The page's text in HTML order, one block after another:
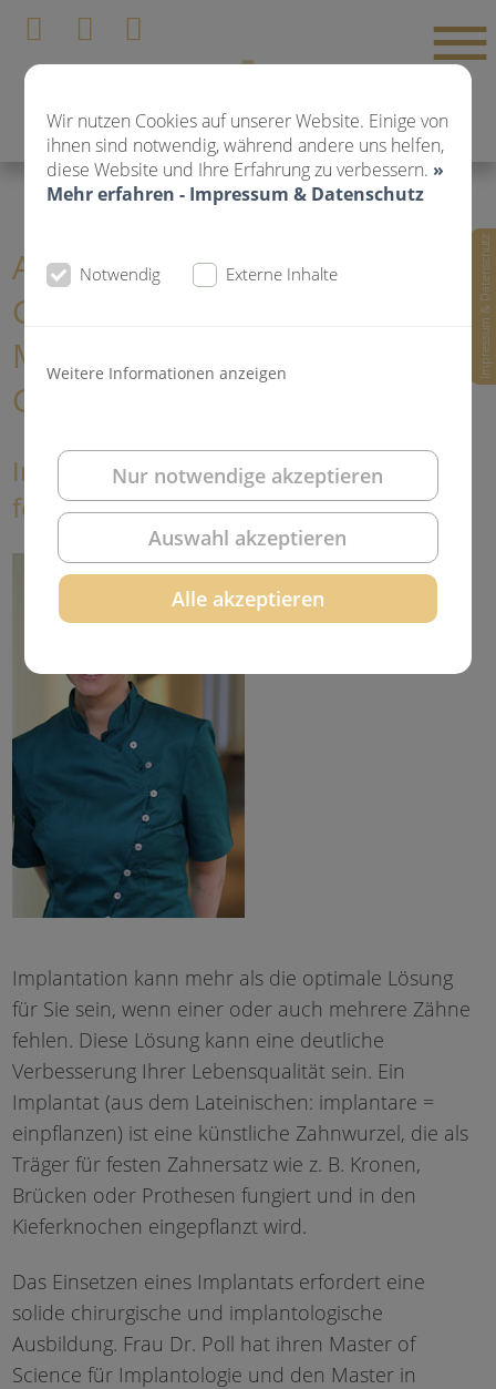
Wir nutzen Cookies auf unserer Website. Einige von
ihnen sind notwendig, während andere uns helfen,
diese Website und Ihre Erfahrung zu verbessern. »
Mehr erfahren - Impressum & Datenschutz
Notwendig Externe Inhalte
Weitere Informationen anzeigen
Nur notwendige akzeptieren
Auswahl akzeptieren
Alle akzeptieren
Impressum & Datenschutz
Aktuelle News
Gemeinschaftspraxis für Zahn-,
Mund- und Kieferheilkunde Dr.
Gorden und Dr. Poll
Implantate - die stabile Lösung bei
fehlenden Zähnen!
Implantation kann mehr als die optimale Lösung
für Sie sein, wenn einer oder auch mehrere Zähne
fehlen. Diese Lösung kann eine deutliche
Verbesserung Ihrer Lebensqualität sein. Ein
Implantat (aus dem Lateinischen: implantare =
einpflanzen) ist eine künstliche Zahnwurzel, die als
Träger für festen Zahnersatz wie z. B. Kronen,
Brücken oder Prothesen fungiert und in den
Kieferknochen eingepflanzt wird.
Das Einsetzen eines Implantats erfordert eine
solide chirurgische und implantologische
Ausbildung. Frau Dr. Poll hat ihren Master of
Science für Implantologie und den Master in